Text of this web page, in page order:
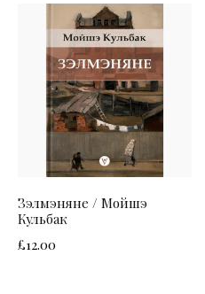
Зэлмэняне / Мойшэ
Кульбак
£12.00